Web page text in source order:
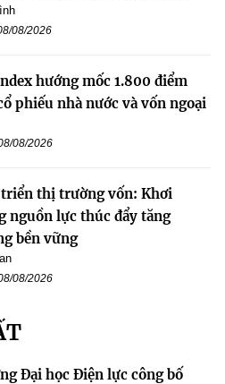
08/2026
hướng mốc 1.800 điểm
phiếu nhà nước và vốn ngoại
08/2026
thị trường vốn: Khơi
nguồn lực thúc đẩy tăng
bền vững
08/2026
Đại học Điện lực công bố